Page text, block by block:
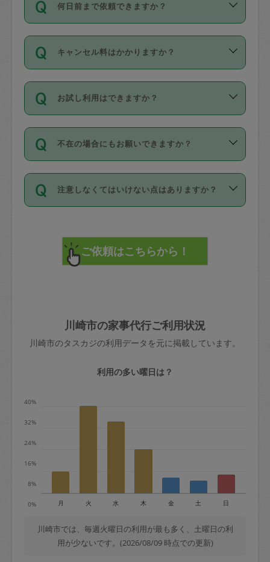
時間も被らない場合、損害保険の対象外
社員など様々なバックグラウンドの方が
登録しています。
日本語も話せる方など様々です。
ールに記載していますので、各自の得意
を依頼してください。
確認しています。タスカジさんトレーニ
ング動画を使ったセルフトレーニングの
現場トライアルを受け、合格したタスカ
ジさんが活動されています。
※テストセンターの講評は１件目のレビュ
参考
【詳細】タスカジさんの登録に際
を通して成立した作業時間内での作業に
適用されます。作業範囲は、掃除、洗
です。作業中に物を壊したり、人にけが
をさせたりした場合が対象で、補償金額
す。
写真を撮り、
詳細FAQ：
損害賠償保険について教えて
何日前まで依頼できますか？
ご依頼は、現在を起点に3日後（72時間
以降）の日時から受付可能となっていま
す。
タスカジさんへ「募集」をかけることが
可能です。
キャンセル料はかかりますか？
キャンセル料には、以下の2種類がありま
す。
1. 直前キャンセル（定期、スポット契約
共通）
72時間を超える※と、以下のキャンセル
料が発生します。
直前キャンセル料：
72時間前〜24時間前＝依頼料金の50%
依頼者不在による当日キャンセル＝依頼
金額の100%＋交通費全額
※例：依頼日時／土曜日午前9時開始の場
土曜日8時〜実施時間＝依頼金額の100%
＋交通費全額
依頼者不在による当日キャンセル＝依頼
金額の100%＋交通費全額
お試し利用はできますか？
「お試し利用」というメニューはありま
せんが、「一回のみ」依頼を活用するこ
とによって、気に入ったタスカジさんを
まず、条件の合う気になるタスカジさ
みてください。
その後、一番気に入ったタスカジさんに
不在の場合にもお願いできますか？
不在の場合の作業はタスカジさんの同意
が必要です。数回の依頼ののち、タスカ
ジさんと依頼者の間で十分な信頼関係が
てください。
不在時に部屋に入るためにタスカジさん
きた場合は損害保険の対象外となるので
ご注意ください。
注意しなくてはいけない点はありますか？
で、必ず鍵のかかるロッカーや金庫に入
れて依頼者の責任の元管理するよう心掛
けてください。
玉、など
あわせてこちらも参照ください：初めて
はありますか？
川崎市の家事代行ご利用状況
川崎市のタスカジの利用データを元に掲載しています。
利用の多い曜日は？
0%
8%
16%
24%
32%
40%
月 火 水 木 金 土 日
川崎市では、毎週火曜日の利用が最も多く、土曜日の利
用が少ないです。(2026/08/09 時点での更新)